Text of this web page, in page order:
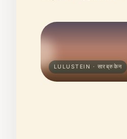
LULUSTEIN · सारब्रुकेन